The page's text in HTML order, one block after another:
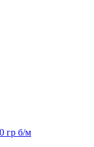
гр б/м